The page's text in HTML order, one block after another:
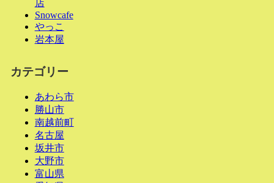
店
Snowcafe
やっこ
岩本屋
カテゴリー
あわら市
勝山市
南越前町
名古屋
坂井市
大野市
富山県